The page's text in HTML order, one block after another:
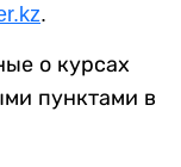
.
о курсах
пунктами в